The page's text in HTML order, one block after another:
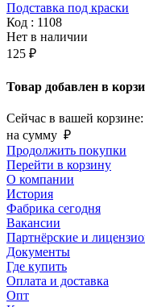
Подставка под краски
Код : 1108
Нет в наличии
125 ₽
Товар добавлен в
Сейчас в вашей корзине:
на сумму ₽
Продолжить покупки
Перейти в корзину
О компании
История
Фабрика сегодня
Вакансии
Партнёрские и
Документы
Где купить
Оплата и доставка
Опт